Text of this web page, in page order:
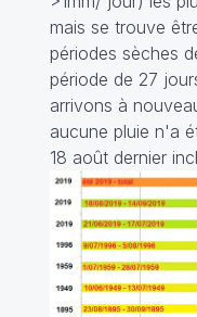
mais se trouve
périodes sèches
période de 27
arrivons à
aucune pluie n'a
18 août dernier